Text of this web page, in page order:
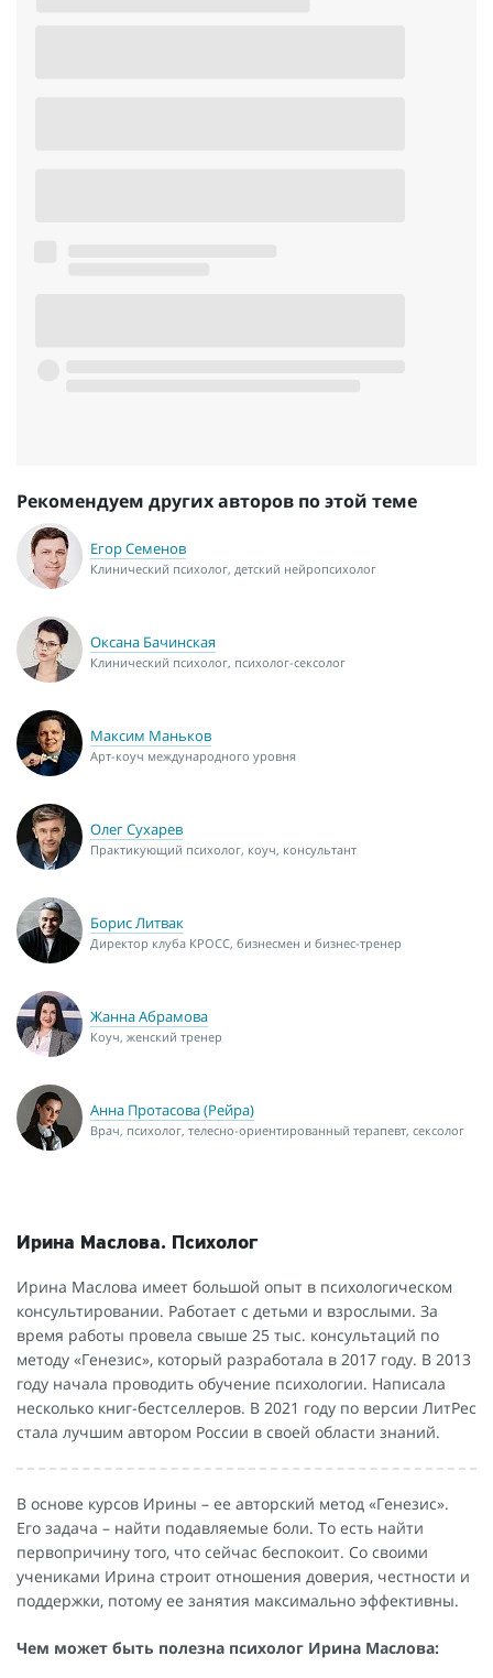
Рекомендуем других авторов по этой теме
Егор Семенов
Клинический психолог, детский нейропсихолог
Оксана Бачинская
Клинический психолог, психолог-сексолог
Максим Маньков
Арт-коуч международного уровня
Олег Сухарев
Практикующий психолог, коуч, консультант
Борис Литвак
Директор клуба КРОСС, бизнесмен и бизнес-тренер
Жанна Абрамова
Коуч, женский тренер
Анна Протасова (Рейра)
Врач, психолог, телесно-ориентированный терапевт, сексолог
Ирина Маслова. Психолог
Ирина Маслова имеет большой опыт в психологическом
консультировании. Работает с детьми и взрослыми. За
время работы провела свыше 25 тыс. консультаций по
методу «Генезис», который разработала в 2017 году. В 2013
году начала проводить обучение психологии. Написала
несколько книг-бестселлеров. В 2021 году по версии ЛитРес
стала лучшим автором России в своей области знаний.
В основе курсов Ирины – ее авторский метод «Генезис».
Его задача – найти подавляемые боли. То есть найти
первопричину того, что сейчас беспокоит. Со своими
учениками Ирина строит отношения доверия, честности и
поддержки, потому ее занятия максимально эффективны.
Чем может быть полезна психолог Ирина Маслова: